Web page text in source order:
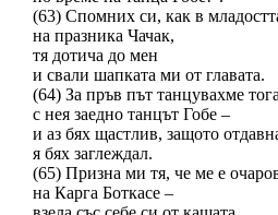
(63) Спомних си, как в
на празника Чачак,
тя дотича до мен
и свали шапката ми от главата.
(64) За пръв път танцувахме
с нея заедно танцът Гобе –
и аз бях щастлив, защото
я бях заглеждал.
(65) Призна ми тя, че ме е
на Карга Боткасе –